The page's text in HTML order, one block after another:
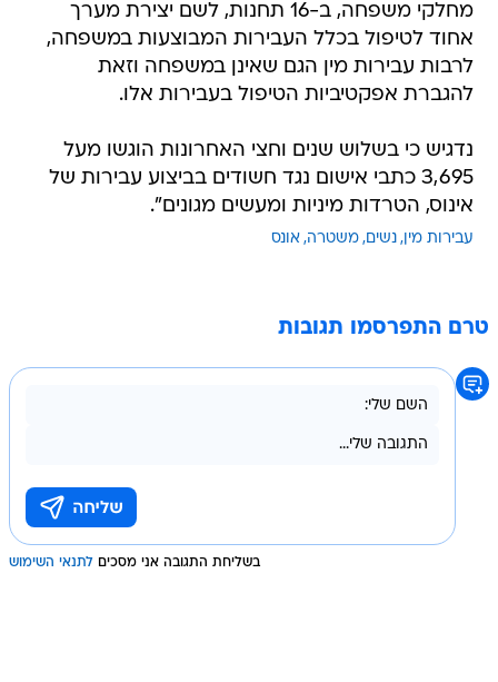
מחלקי משפחה, ב-16 תחנות, לשם יצירת מערך
אחוד לטיפול בכלל העבירות המבוצעות במשפחה,
לרבות עבירות מין הגם שאינן במשפחה וזאת
להגברת אפקטיביות הטיפול בעבירות אלו.
נדגיש כי בשלוש שנים וחצי האחרונות הוגשו מעל
3,695 כתבי אישום נגד חשודים בביצוע עבירות של
אינוס, הטרדות מיניות ומעשים מגונים".
עבירות מין נשים משטרה אונס
טרם התפרסמו תגובות
בשליחת התגובה אני מסכים לתנאי השימוש